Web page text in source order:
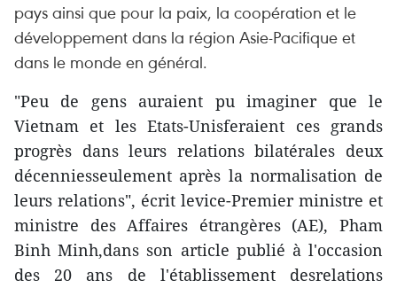
pays ainsi que pour la paix, la coopération et le
développement dans la région Asie-Pacifique et
dans le monde en général.
"Peu de gens auraient pu imaginer que le
Vietnam et les Etats-Unisferaient ces grands
progrès dans leurs relations bilatérales deux
décenniesseulement après la normalisation de
leurs relations", écrit levice-Premier ministre et
ministre des Affaires étrangères (AE), Pham
Binh Minh,dans son article publié à l'occasion
des 20 ans de l'établissement desrelations